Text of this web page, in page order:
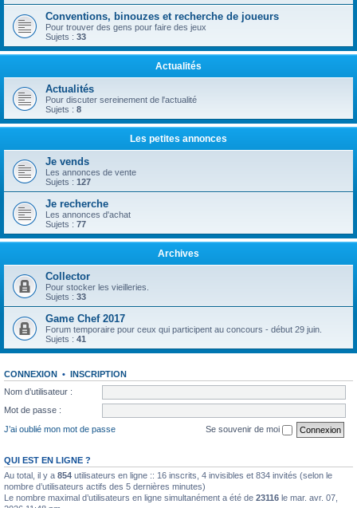
Conventions, binouzes et recherche de joueurs
Pour trouver des gens pour faire des jeux
Sujets : 33
Actualités
Actualités
Pour discuter sereinement de l'actualité
Sujets : 8
Les petites annonces
Je vends
Les annonces de vente
Sujets : 127
Je recherche
Les annonces d'achat
Sujets : 77
Archives
Collector
Pour stocker les vieilleries.
Sujets : 33
Game Chef 2017
Forum temporaire pour ceux qui participent au concours - début 29 juin.
Sujets : 41
CONNEXION • INSCRIPTION
Nom d’utilisateur :
Mot de passe :
J’ai oublié mon mot de passe
Se souvenir de moi
QUI EST EN LIGNE ?
Au total, il y a 854 utilisateurs en ligne :: 16 inscrits, 4 invisibles et 834 invités (selon le
nombre d’utilisateurs actifs des 5 dernières minutes)
Le nombre maximal d’utilisateurs en ligne simultanément a été de 23116 le mar. avr. 07,